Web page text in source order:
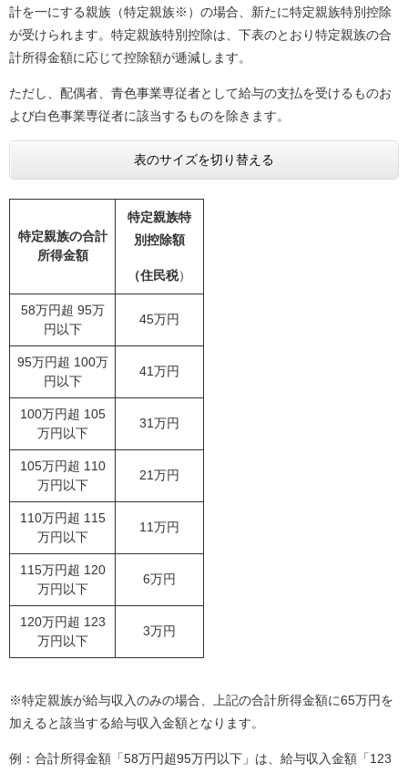
計を一にする親族（特定親族※）の場合、新たに特定親族特別控除
が受けられます。特定親族特別控除は、下表のとおり特定親族の合
計所得金額に応じて控除額が逓減します。
ただし、配偶者、青色事業専従者として給与の支払を受けるものお
よび白色事業専従者に該当するものを除きます。
表のサイズを切り替える
特定親族の合計
所得金額
特定親族特
別控除額
（住民税）
58万円超 95万
円以下
45万円
95万円超 100万
円以下
41万円
100万円超 105
万円以下
31万円
105万円超 110
万円以下
21万円
110万円超 115
万円以下
11万円
115万円超 120
万円以下
6万円
120万円超 123
万円以下
3万円
※特定親族が給与収入のみの場合、上記の合計所得金額に65万円を
加えると該当する給与収入金額となります。
例：合計所得金額「58万円超95万円以下」は、給与収入金額「123